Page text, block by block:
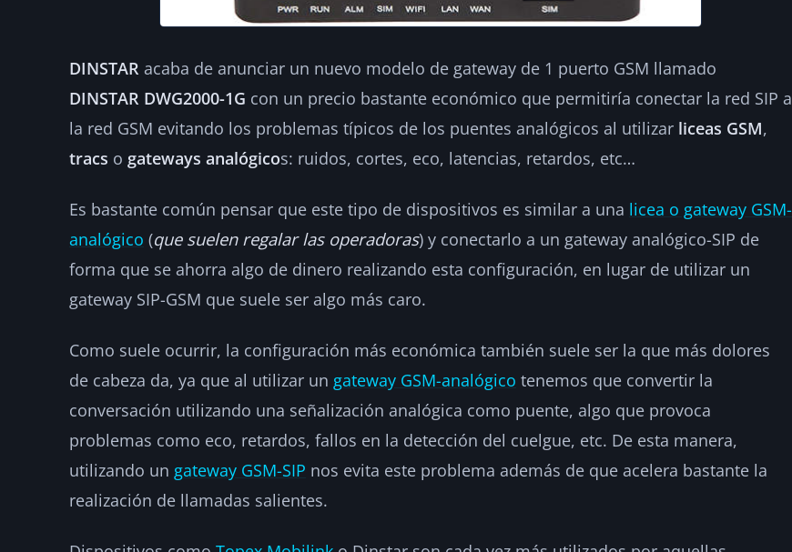
DINSTAR acaba de anunciar un nuevo modelo de gateway de 1 puerto GSM llamado
DINSTAR DWG2000-1G con un precio bastante económico que permitiría conectar la red SIP a
la red GSM evitando los problemas típicos de los puentes analógicos al utilizar liceas GSM,
tracs o gateways analógicos: ruidos, cortes, eco, latencias, retardos, etc…
Es bastante común pensar que este tipo de dispositivos es similar a una licea o gateway GSM-
analógico (que suelen regalar las operadoras) y conectarlo a un gateway analógico-SIP de
forma que se ahorra algo de dinero realizando esta configuración, en lugar de utilizar un
gateway SIP-GSM que suele ser algo más caro.
Como suele ocurrir, la configuración más económica también suele ser la que más dolores
de cabeza da, ya que al utilizar un gateway GSM-analógico tenemos que convertir la
conversación utilizando una señalización analógica como puente, algo que provoca
problemas como eco, retardos, fallos en la detección del cuelgue, etc. De esta manera,
utilizando un gateway GSM-SIP nos evita este problema además de que acelera bastante la
realización de llamadas salientes.